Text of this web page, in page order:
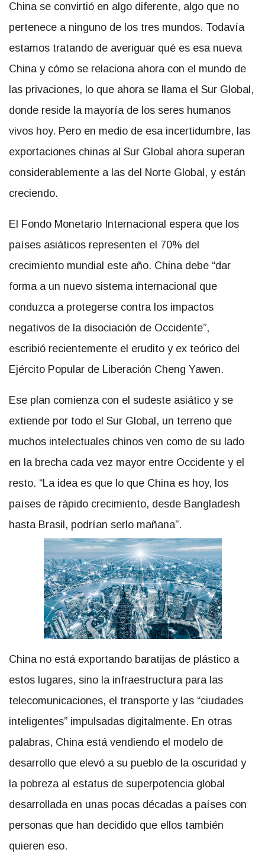
China se convirtió en algo diferente, algo que no
pertenece a ninguno de los tres mundos. Todavía
estamos tratando de averiguar qué es esa nueva
China y cómo se relaciona ahora con el mundo de
las privaciones, lo que ahora se llama el Sur Global,
donde reside la mayoría de los seres humanos
vivos hoy. Pero en medio de esa incertidumbre, las
exportaciones chinas al Sur Global ahora superan
considerablemente a las del Norte Global, y están
creciendo.
El Fondo Monetario Internacional espera que los
países asiáticos representen el 70% del
crecimiento mundial este año. China debe “dar
forma a un nuevo sistema internacional que
conduzca a protegerse contra los impactos
negativos de la disociación de Occidente”,
escribió recientemente el erudito y ex teórico del
Ejército Popular de Liberación Cheng Yawen.
Ese plan comienza con el sudeste asiático y se
extiende por todo el Sur Global, un terreno que
muchos intelectuales chinos ven como de su lado
en la brecha cada vez mayor entre Occidente y el
resto. “La idea es que lo que China es hoy, los
países de rápido crecimiento, desde Bangladesh
hasta Brasil, podrían serlo mañana”.
China no está exportando baratijas de plástico a
estos lugares, sino la infraestructura para las
telecomunicaciones, el transporte y las “ciudades
inteligentes” impulsadas digitalmente. En otras
palabras, China está vendiendo el modelo de
desarrollo que elevó a su pueblo de la oscuridad y
la pobreza al estatus de superpotencia global
desarrollada en unas pocas décadas a países con
personas que han decidido que ellos también
quieren eso.